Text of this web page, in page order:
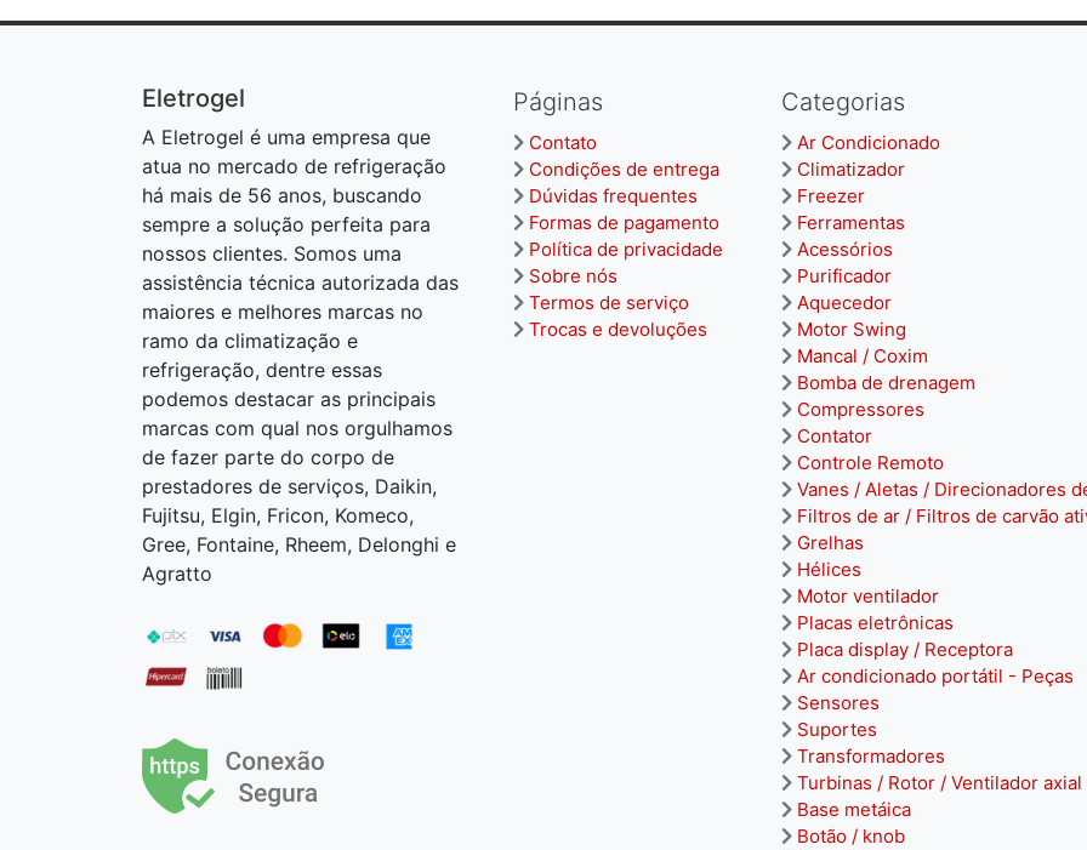
Páginas
Contato
Condições de entrega
Dúvidas frequentes
Formas de pagamento
Política de privacidade
Sobre nós
Termos de serviço
Trocas e devoluções
Categorias
Ar Condicionado
Climatizador
Freezer
Ferramentas
Acessórios
Purificador
Aquecedor
Motor Swing
Mancal / Coxim
Bomba de drenagem
Compressores
Contator
Controle Remoto
Vanes / Aletas / Direcionadores
Filtros de ar / Filtros de carvão
Grelhas
Hélices
Motor ventilador
Placas eletrônicas
Placa display / Receptora
Ar condicionado portátil - Peças
Sensores
Suportes
Transformadores
Turbinas / Rotor / Ventilador axial
Base metáica
Botão / knob
Eletrogel
A Eletrogel é uma empresa que
atua no mercado de refrigeração
há mais de 56 anos, buscando
sempre a solução perfeita para
nossos clientes. Somos uma
assistência técnica autorizada das
maiores e melhores marcas no
ramo da climatização e
refrigeração, dentre essas
podemos destacar as principais
marcas com qual nos orgulhamos
de fazer parte do corpo de
prestadores de serviços, Daikin,
Fujitsu, Elgin, Fricon, Komeco,
Gree, Fontaine, Rheem, Delonghi e
Agratto